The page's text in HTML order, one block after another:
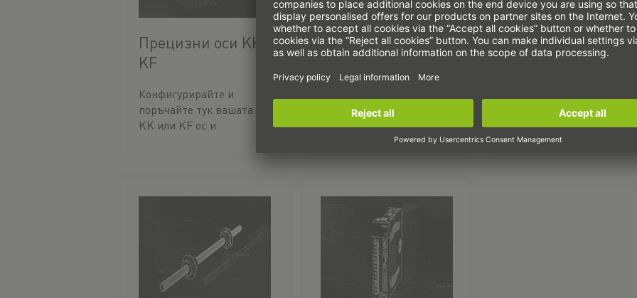
Прецизни оси KK,
KF
Конфигурирайте и
поръчайте тук вашата
KK или KF ос и
Сервомотори
подходящия
сервомотор, изтеглете
Профилни
релсови водачи
подходящата профилна
релсова водача тук,
изтеглете CAD модела и